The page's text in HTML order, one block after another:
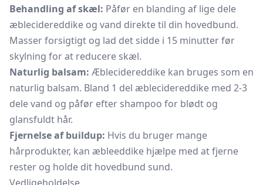
Behandling af skæl: Påfør en blanding af lige dele
æblecidereddike og vand direkte til din hovedbund.
Masser forsigtigt og lad det sidde i 15 minutter før
skylning for at reducere skæl.
Naturlig balsam: Æblecidereddike kan bruges som en
naturlig balsam. Bland 1 del æblecidereddike med 2-3
dele vand og påfør efter shampoo for blødt og
glansfuldt hår.
Fjernelse af buildup: Hvis du bruger mange
hårprodukter, kan æbleeddike hjælpe med at fjerne
rester og holde dit hovedbund sund.